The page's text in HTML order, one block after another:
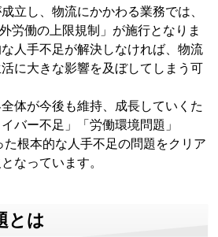
立し、物流にかかわる業務では、
労働の上限規制」が施行となりま
人手不足が解決しなければ、物流
に大きな影響を及ぼしてしまう可
体が今後も維持、成長していくた
バー不足」「労働環境問題」
た根本的な人手不足の問題をクリア
なっています。
とは